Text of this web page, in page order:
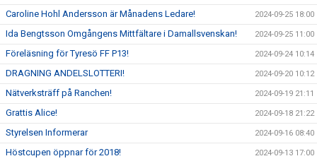
Caroline Hohl Andersson är Månadens Ledare! 2024-09-25 18:00
Ida Bengtsson Omgångens Mittfältare i Damallsvenskan! 2024-09-25 11:00
Föreläsning för Tyresö FF P13! 2024-09-24 10:14
DRAGNING ANDELSLOTTERI! 2024-09-20 10:12
Nätverksträff på Ranchen! 2024-09-19 21:11
Grattis Alice! 2024-09-18 21:22
Styrelsen Informerar 2024-09-16 08:40
Höstcupen öppnar för 2018! 2024-09-13 17:00